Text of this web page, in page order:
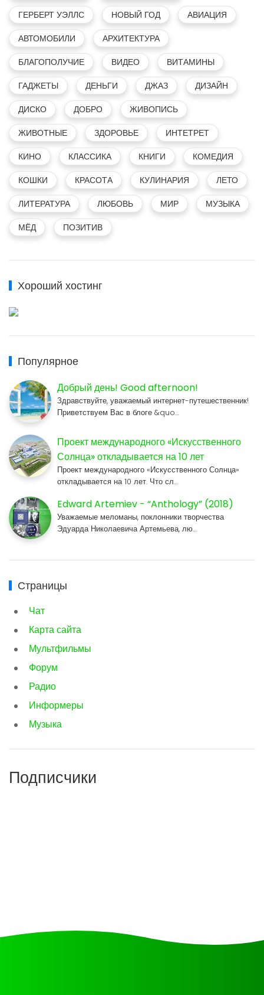
ГЕРБЕРТ УЭЛЛС НОВЫЙ ГОД
АВИАЦИЯ
АВТОМОБИЛИ
АРХИТЕКТУРА
БЛАГОПОЛУЧИЕ
ВИДЕО
ВИТАМИНЫ
ГАДЖЕТЫ
ДЕНЬГИ ДЖАЗ
ДИЗАЙН
ДИСКО
ДОБРО
ЖИВОПИСЬ
ЖИВОТНЫЕ
ЗДОРОВЬЕ
ИНТЕТРЕТ
КИНО
КЛАССИКА КНИГИ
КОМЕДИЯ
КОШКИ
КРАСОТА КУЛИНАРИЯ
ЛЕТО
ЛИТЕРАТУРА
ЛЮБОВЬ МИР
МУЗЫКА
МЁД
ПОЗИТИВ
Хороший хостинг
Популярное
Добрый день! Good afternoon!
Здравствуйте, уважаемый интернет-путешественник!
Приветствуем Вас в блоге &quo…
Проект международного «Искусственного
Солнца» откладывается на 10 лет
Проект международного «Искусственного Солнца»
откладывается на 10 лет. Что сл…
Edward Artemiev - “Anthology” (2018)
Уважаемые меломаны, поклонники творчества
Эдуарда Николаевича Артемьева, лю…
Страницы
Чат
Карта сайта
Мультфильмы
Форум
Радио
Информеры
Музыка
Подписчики